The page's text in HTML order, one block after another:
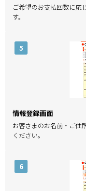
ご希望のお支払回数に応
す。
5
情報登録画面
お客さまのお名前・ご住
ください。
6